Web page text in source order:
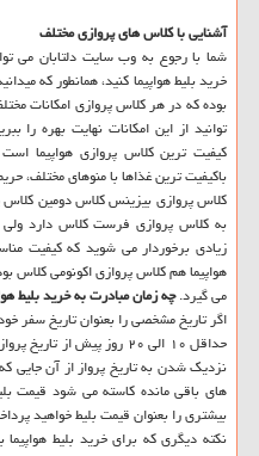
آشنایی با كلاس های پروازی مختلف
شما با رجوع به وب سایت دلتابان می
خرید بلیط هواپیما كنید، همانطور كه
بوده كه در هر كلاس پروازی امكانات
توانید از این امكانات نهایت بهره
كیفیت ترین كلاس پروازی هواپیما است
باكیفیت ترین غذاها با منوهای
كلاس پروازی بیزینس كلاس دومین كلاس
به كلاس پروازی فرست كلاس دارد ولی
زیادی برخوردار می شوید كه كیفیت
هواپیما هم كلاس پروازی اكونومی كلاس
می گیرد.چه زمان مبادرت به خرید بلیط
اگر تاریخ مشخصی را بعنوان تاریخ سفر
حداقل ۱۰ الی ۲۰ روز پیش
نزدیك شدن به تاریخ پرواز از آن جایی
های باقی مانده كاسته می شود قیمت
بیشتری را بعنوان قیمت بلیط خواهید
نكته دیگری كه برای خرید بلیط